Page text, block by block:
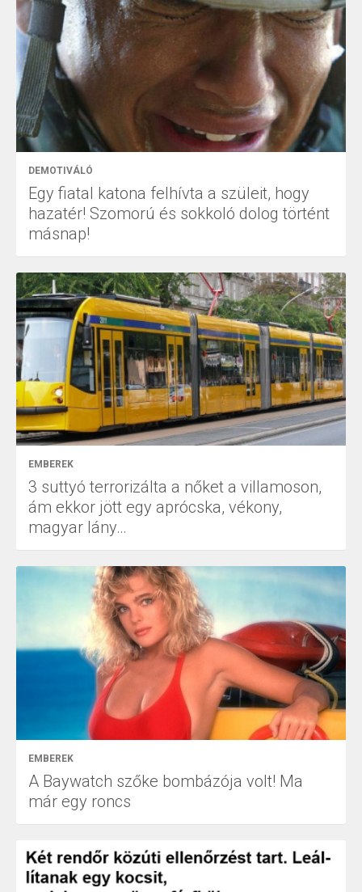
DEMOTIVÁLÓ
Egy fiatal katona felhívta a szüleit, hogy
hazatér! Szomorú és sokkoló dolog történt
másnap!
EMBEREK
3 suttyó terrorizálta a nőket a villamoson,
ám ekkor jött egy aprócska, vékony,
magyar lány…
EMBEREK
A Baywatch szőke bombázója volt! Ma
már egy roncs